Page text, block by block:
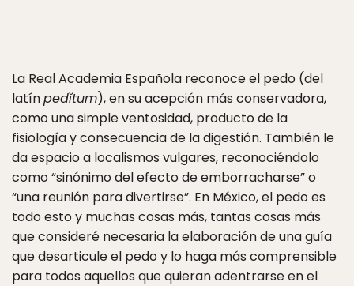
La Real Academia Española reconoce el pedo (del
latínpedĭtum), en su acepción más conservadora,
como una simple ventosidad, producto de la
fisiología y consecuencia de la digestión. También le
da espacio a localismos vulgares, reconociéndolo
como “sinónimo del efecto de emborracharse” o
“una reunión para divertirse”. En México, el pedo es
todo esto y muchas cosas más, tantas cosas más
que consideré necesaria la elaboración de una guía
que desarticule el pedo y lo haga más comprensible
para todos aquellos que quieran adentrarse en el